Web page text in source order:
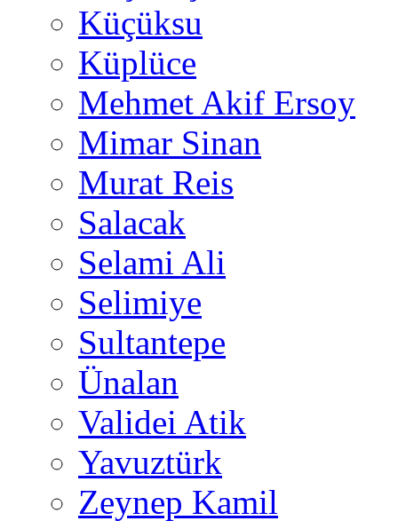
Küçüksu
Küplüce
Mehmet Akif Ersoy
Mimar Sinan
Murat Reis
Salacak
Selami Ali
Selimiye
Sultantepe
Ünalan
Validei Atik
Yavuztürk
Zeynep Kamil